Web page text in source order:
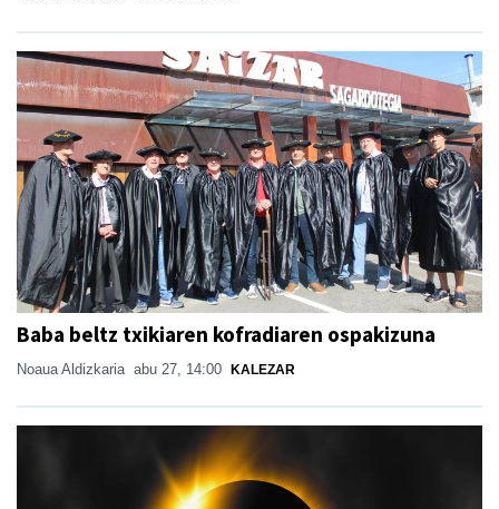
Baba beltz txikiaren kofradiaren ospakizuna
Noaua Aldizkaria abu 27, 14:00 KALEZAR